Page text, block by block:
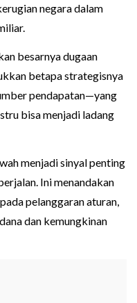
negara dalam
besarnya dugaan
betapa strategisnya
pendapatan—yang
bisa menjadi ladang
menjadi sinyal penting
Ini menandakan
pelanggaran aturan,
dan kemungkinan